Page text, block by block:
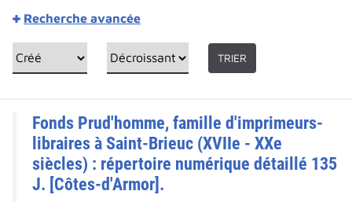
Recherche avancée
TRIER
Fonds Prud'homme, famille d'imprimeurs-
libraires à Saint-Brieuc (XVIIe - XXe
siècles) : répertoire numérique détaillé 135
J. [Côtes-d'Armor].